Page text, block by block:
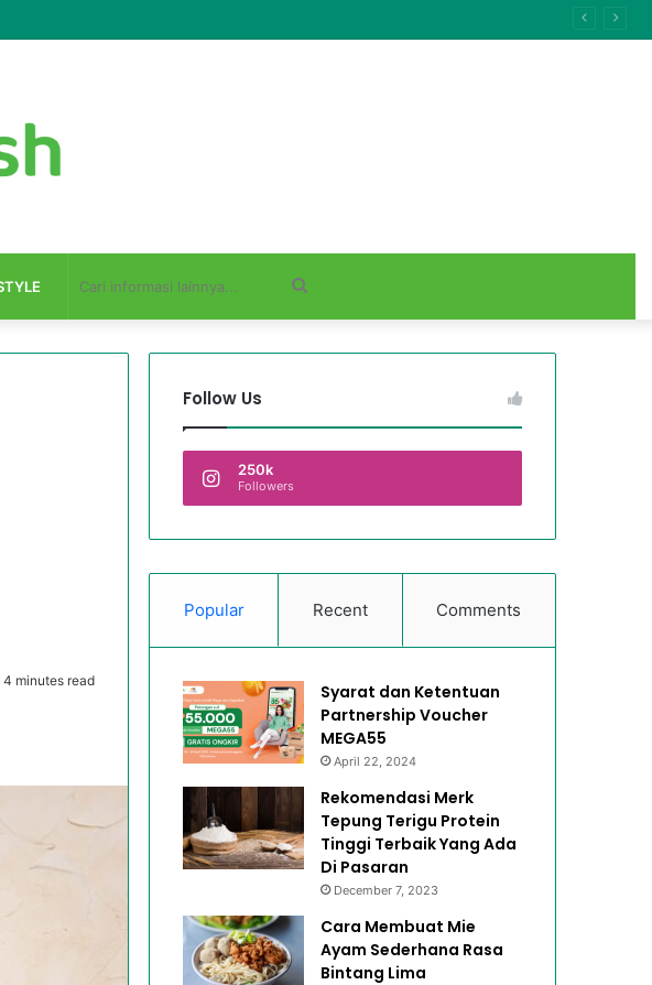
informasi
4 minutes read
Follow Us
250k
Followers
Popular Recent Comments
Syarat dan Ketentuan
Partnership Voucher
MEGA55
April 22, 2024
Rekomendasi Merk
Tepung Terigu Protein
Tinggi Terbaik Yang Ada
Di Pasaran
December 7, 2023
Cara Membuat Mie
Ayam Sederhana Rasa
Bintang Lima